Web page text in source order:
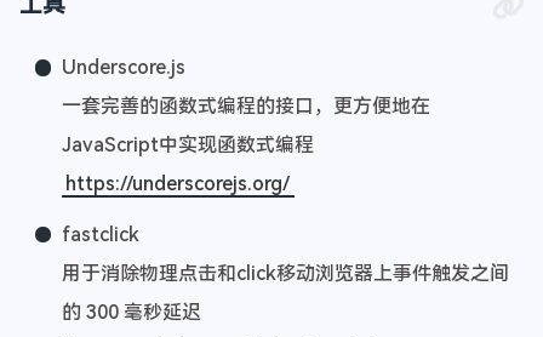
Underscore.js
一套完善的函数式编程的接口，更方便地在
JavaScript中实现函数式编程
https://underscorejs.org/
fastclick
用于消除物理点击和click移动浏览器上事件触发之间
的 300 毫秒延迟